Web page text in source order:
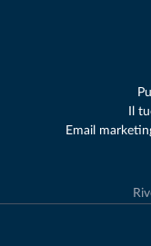
Il
Email